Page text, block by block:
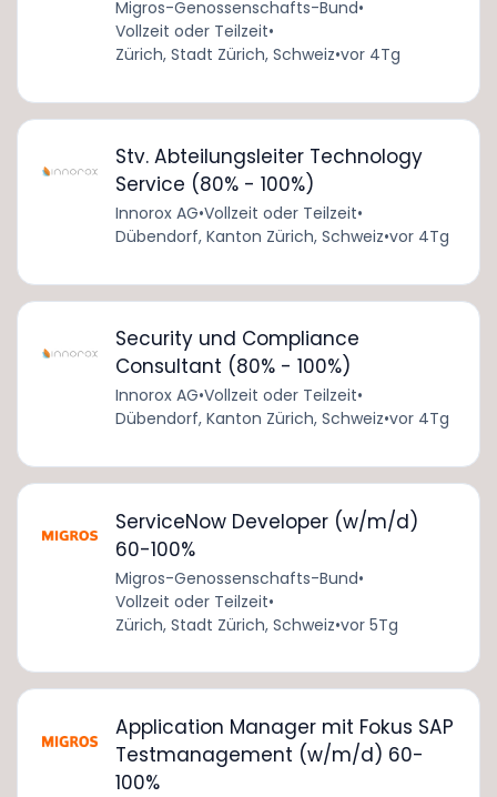
Migros-Genossenschafts-Bund•
Vollzeit oder Teilzeit•
Zürich, Stadt Zürich, Schweiz•vor 4Tg
Stv. Abteilungsleiter Technology
Service (80% - 100%)
Innorox AG•Vollzeit oder Teilzeit•
Dübendorf, Kanton Zürich, Schweiz•vor 4Tg
Security und Compliance
Consultant (80% - 100%)
Innorox AG•Vollzeit oder Teilzeit•
Dübendorf, Kanton Zürich, Schweiz•vor 4Tg
ServiceNow Developer (w/m/d)
60-100%
Migros-Genossenschafts-Bund•
Vollzeit oder Teilzeit•
Zürich, Stadt Zürich, Schweiz•vor 5Tg
Application Manager mit Fokus SAP
Testmanagement (w/m/d) 60-
100%